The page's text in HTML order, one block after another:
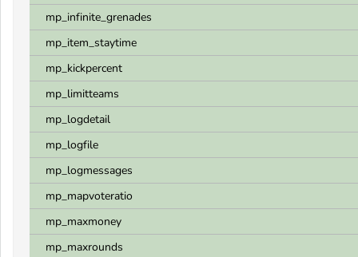
mp_infinite_grenades
mp_item_staytime
mp_kickpercent
mp_limitteams
mp_logdetail
mp_logfile
mp_logmessages
mp_mapvoteratio
mp_maxmoney
mp_maxrounds